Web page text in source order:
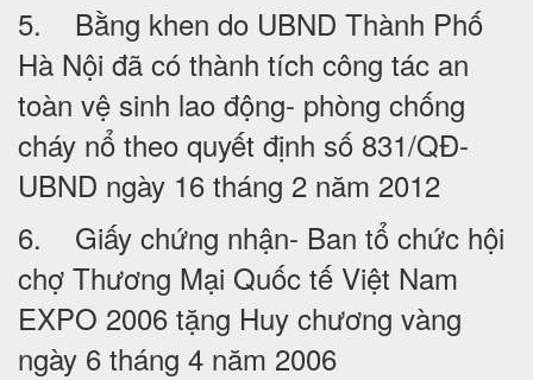
5. Bằng khen do UBND Thành Phố
Hà Nội đã có thành tích công tác an
toàn vệ sinh lao động- phòng chống
cháy nổ theo quyết định số 831/QĐ-
UBND ngày 16 tháng 2 năm 2012
6. Giấy chứng nhận- Ban tổ chức hội
chợ Thương Mại Quốc tế Việt Nam
EXPO 2006 tặng Huy chương vàng
ngày 6 tháng 4 năm 2006